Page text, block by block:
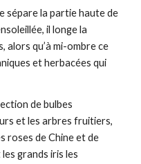
il longe la
alors qu’à mi-ombre ce
et herbacées qui
et les arbres fruitiers,
roses de Chine et de
grands iris les